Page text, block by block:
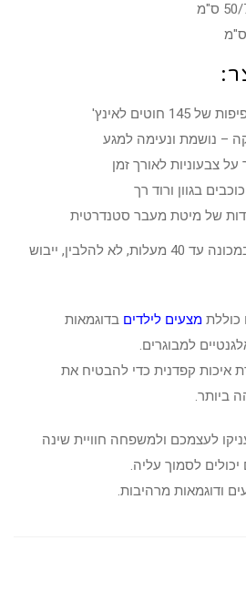
חוטים לאינץ'
צבעוניות לאורך זמן
בגוון ורוד רך
של מיטת מעבר סטנדרטית
הוראות כביסה: כביסה במכונה עד 40 מעלות, לא להלבין, ייבוש
כוללת מצעים לילדים בדוגמאות
למבוגרים.
איכות קפדנית כדי להבטיח את
ביותר.
לעצמכם ולמשפחה חוויית שינה
לסמוך עליה.
ודוגמאות מרהיבות.